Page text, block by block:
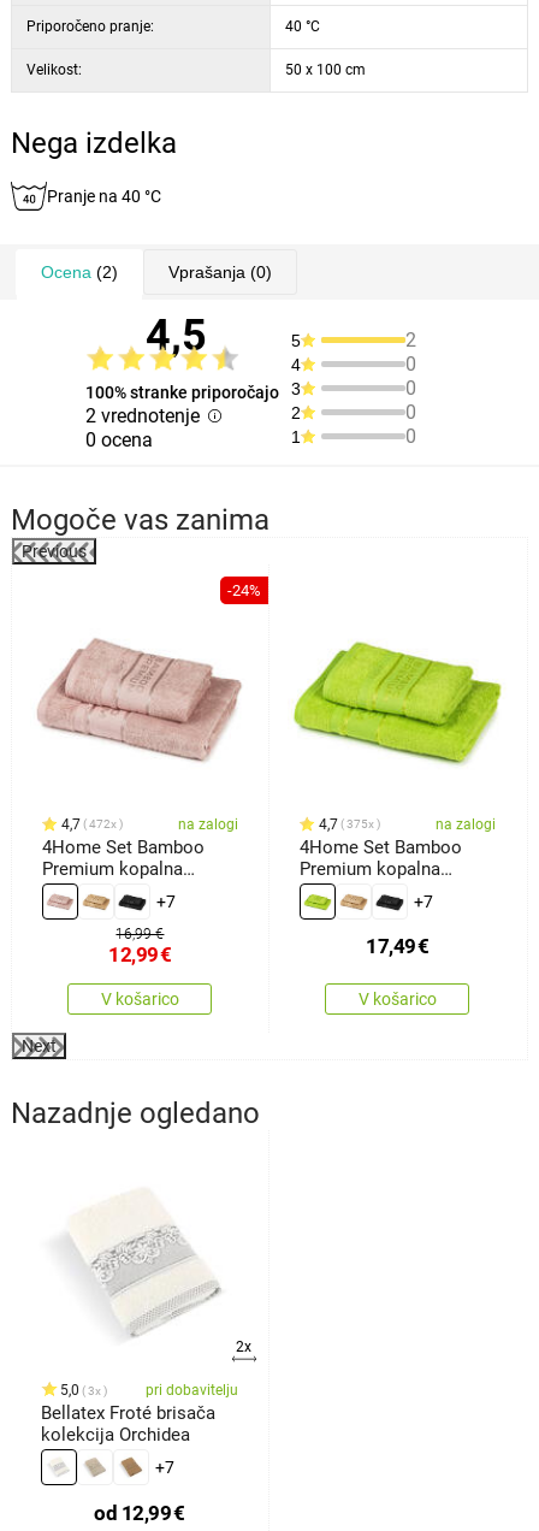
Priporočeno pranje: 40 °C
Velikost: 50 x 100 cm
Nega izdelka
Pranje na 40 °C
Ocena (2) Vprašanja (0)
4,5
100% stranke priporočajo
2 vrednotenje
0 ocena
5 2
4 0
3 0
2 0
1 0
Mogoče vas zanima
Previous
-24%
4,7 472x na zalogi
4Home Set Bamboo
Premium kopalna
brisača inbrisača roza,
70 x 140 cm, 50 x 100
+7
16,99 €
12,99€
V košarico
4,7 375x na zalogi
4Home Set Bamboo
Premium kopalna
brisača inbrisača
zelena, 70 x 140 cm, 50
x 100 cm
+7
17,49€
V košarico
Next
Nazadnje ogledano
2x
5,0 3x pri dobavitelju
Bellatex Froté brisača
kolekcija Orchidea
+7
od 12,99€